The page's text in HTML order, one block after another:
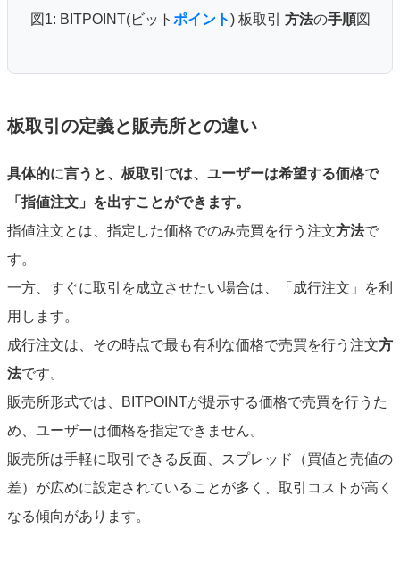
図1: BITPOINT(ビット ポイント) 板取引 方法の手順図
板取引の定義と販売所との違い
具体的に言うと、板取引では、ユーザーは希望する価格で
「指値注文」を出すことができます。
指値注文とは、指定した価格でのみ売買を行う注文方法で
す。
一方、すぐに取引を成立させたい場合は、「成行注文」を利
用します。
成行注文は、その時点で最も有利な価格で売買を行う注文方
法です。
販売所形式では、BITPOINTが提示する価格で売買を行うた
め、ユーザーは価格を指定できません。
販売所は手軽に取引できる反面、スプレッド（買値と売値の
差）が広めに設定されていることが多く、取引コストが高く
なる傾向があります。